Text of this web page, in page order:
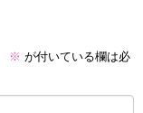
※ が付いている欄は必